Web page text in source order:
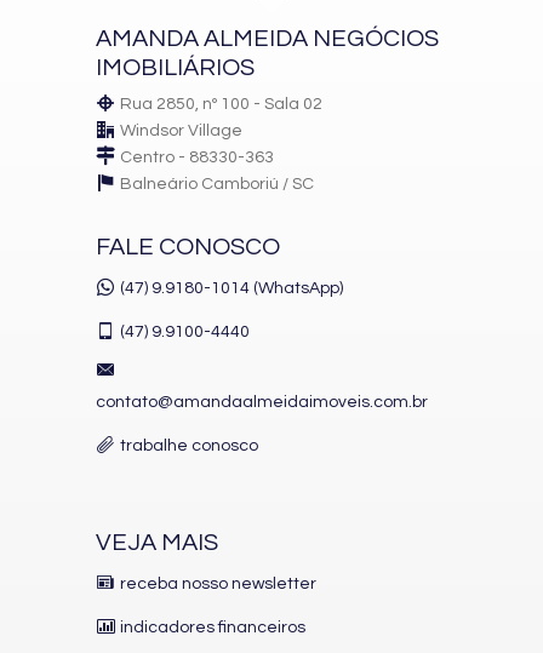
AMANDA ALMEIDA NEGÓCIOS
IMOBILIÁRIOS
Rua 2850, nº 100 - Sala 02
Windsor Village
Centro - 88330-363
Balneário Camboriú / SC
FALE CONOSCO
(47) 9.9180-1014 (WhatsApp)
(47) 9.9100-4440
contato@amandaalmeidaimoveis.com.br
trabalhe conosco
VEJA MAIS
receba nosso newsletter
indicadores financeiros